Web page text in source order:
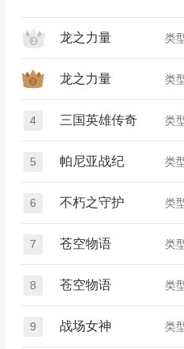
龙之力量
龙之力量
4 三国英雄传奇
5 帕尼亚战纪
6 不朽之守护
7 苍空物语
8 苍空物语
9 战场女神